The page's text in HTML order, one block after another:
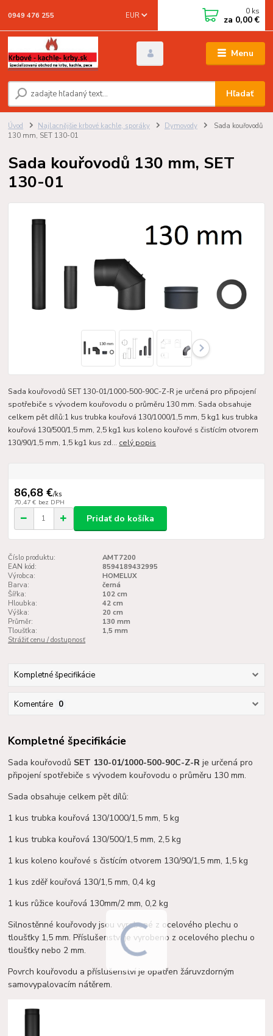
Menu
EUR
Hľadať
0949 476 255 0 ks
za 0,00 €
Úvod Najlacnějšie krbové kachle, sporáky Dymovody
Sada kouřovodů
130 mm, SET 130-01
Sada kouřovodů 130 mm, SET
130-01
Sada kouřovodů SET 130-01/1000-500-90C-Z-R je určená pro připojení
spotřebiče s vývodem kouřovodu o průměru 130 mm. Sada obsahuje
celkem pět dílů:1 kus trubka kouřová 130/1000/1,5 mm, 5 kg1 kus trubka
kouřová 130/500/1,5 mm, 2,5 kg1 kus koleno kouřové s čistícím otvorem
130/90/1,5 mm, 1,5 kg1 kus zd... celý popis
86,68 €/ks
70,47 € bez DPH
Pridať do košíka
Číslo produktu:
AMT7200
EAN kód:
8594189432995
Výrobca:
HOMELUX
Barva:
černá
Šířka:
102 cm
Hloubka:
42 cm
Výška:
20 cm
Průměr:
130 mm
Tloušťka:
1,5 mm
Strážiť cenu / dostupnosť
Kompletné špecifikácie
Komentáre 0
Kompletné špecifikácie
Sada kouřovodů SET 130-01/1000-500-90C-Z-Rje určená pro
připojení spotřebiče s vývodem kouřovodu o průměru 130 mm.
Sada obsahuje celkem pět dílů:
1 kus trubka kouřová 130/1000/1,5 mm, 5 kg
1 kus trubka kouřová 130/500/1,5 mm, 2,5 kg
1 kus koleno kouřové s čistícím otvorem 130/90/1,5 mm, 1,5 kg
1 kus zděř kouřová 130/1,5 mm, 0,4 kg
1 kus růžice kouřová 130mm/2 mm, 0,2 kg
Silnostěnné kouřovody jsou vyrobené z ocelového plechu o
tloušťky 1,5 mm. Příslušenství je vyrobeno z ocelového plechu o
tloušťky nebo 2 mm.
Povrch kouřovodu a příslušenství je opatřen žáruvzdorným
samovypalovacím nátěrem.